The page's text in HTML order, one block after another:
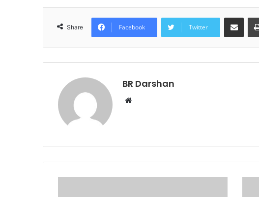
Share Facebook Twitter
BR Darshan
i